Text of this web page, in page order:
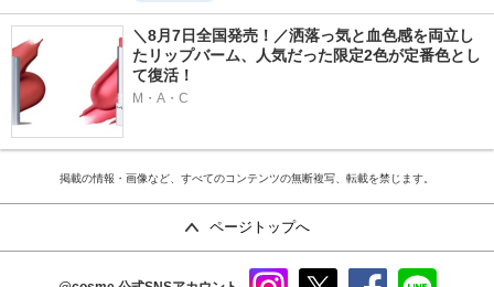
＼8月7日全国発売！／洒落っ気と血色感を両立し
たリップバーム、人気だった限定2色が定番色とし
て復活！
M・A・C
掲載の情報・画像など、すべてのコンテンツの無断複写、転載を禁じます。
ページトップへ